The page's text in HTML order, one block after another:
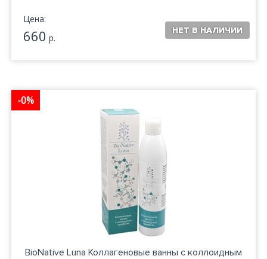
Цена:
660 р.
-0%
BioNative Luna Коллагеновые ванны с коллоидным